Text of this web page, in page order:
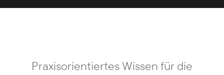
Praxisorientiertes Wissen für die